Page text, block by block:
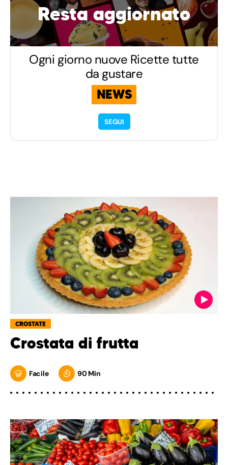
Resta aggiornato
Ogni giorno nuove Ricette tutte
da gustare
NEWS
SEGUI
CROSTATE
Crostata di frutta
Facile 90 Min